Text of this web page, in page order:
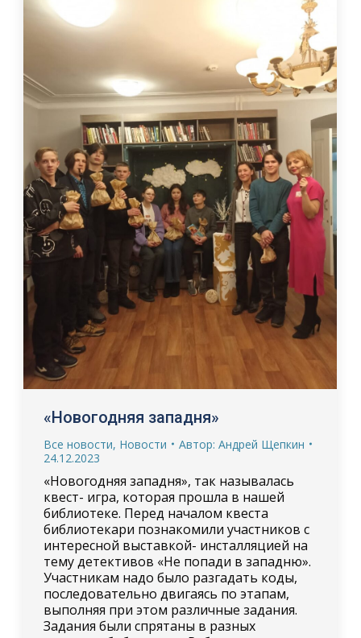
«Новогодняя западня»
Все новости, Новости Автор: Андрей Щепкин
24.12.2023
«Новогодняя западня», так называлась
квест- игра, которая прошла в нашей
библиотеке. Перед началом квеста
библиотекари познакомили участников с
интересной выставкой- инсталляцией на
тему детективов «Не попади в западню».
Участникам надо было разгадать коды,
последовательно двигаясь по этапам,
выполняя при этом различные задания.
Задания были спрятаны в разных